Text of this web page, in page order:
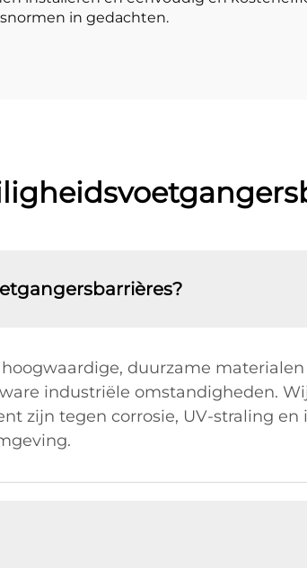
in gedachten.
duurzame materialen
industriële omstandigheden.
zijn tegen corrosie, UV-straling en